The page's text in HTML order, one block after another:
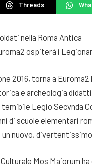
Threads
nella Roma Antica
ospiterà i
2016, torna a
e archeologia
Legio Secvnda
di scuole elementari
nuovo,
Culturale Mos Maiorum